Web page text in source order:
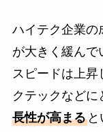
ハイテク企業の
が大きく緩んで
スピードは上昇
クテックなどに
長性が高まると